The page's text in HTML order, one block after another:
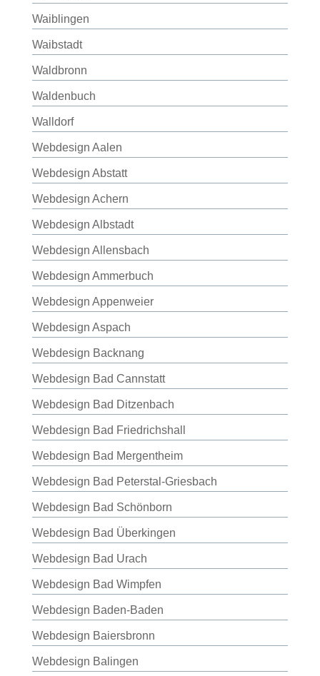
Waiblingen
Waibstadt
Waldbronn
Waldenbuch
Walldorf
Webdesign Aalen
Webdesign Abstatt
Webdesign Achern
Webdesign Albstadt
Webdesign Allensbach
Webdesign Ammerbuch
Webdesign Appenweier
Webdesign Aspach
Webdesign Backnang
Webdesign Bad Cannstatt
Webdesign Bad Ditzenbach
Webdesign Bad Friedrichshall
Webdesign Bad Mergentheim
Webdesign Bad Peterstal-Griesbach
Webdesign Bad Schönborn
Webdesign Bad Überkingen
Webdesign Bad Urach
Webdesign Bad Wimpfen
Webdesign Baden-Baden
Webdesign Baiersbronn
Webdesign Balingen